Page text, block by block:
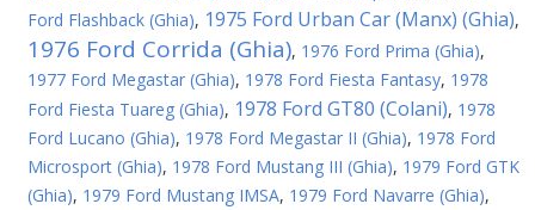
Ford Flashback (Ghia), 1975 Ford Urban Car (Manx) (Ghia),
1976 Ford Corrida (Ghia), 1976 Ford Prima (Ghia),
1977 Ford Megastar (Ghia), 1978 Ford Fiesta Fantasy, 1978
Ford Fiesta Tuareg (Ghia), 1978 Ford GT80 (Colani), 1978
Ford Lucano (Ghia), 1978 Ford Megastar II (Ghia), 1978 Ford
Microsport (Ghia), 1978 Ford Mustang III (Ghia), 1979 Ford GTK
(Ghia), 1979 Ford Mustang IMSA, 1979 Ford Navarre (Ghia),